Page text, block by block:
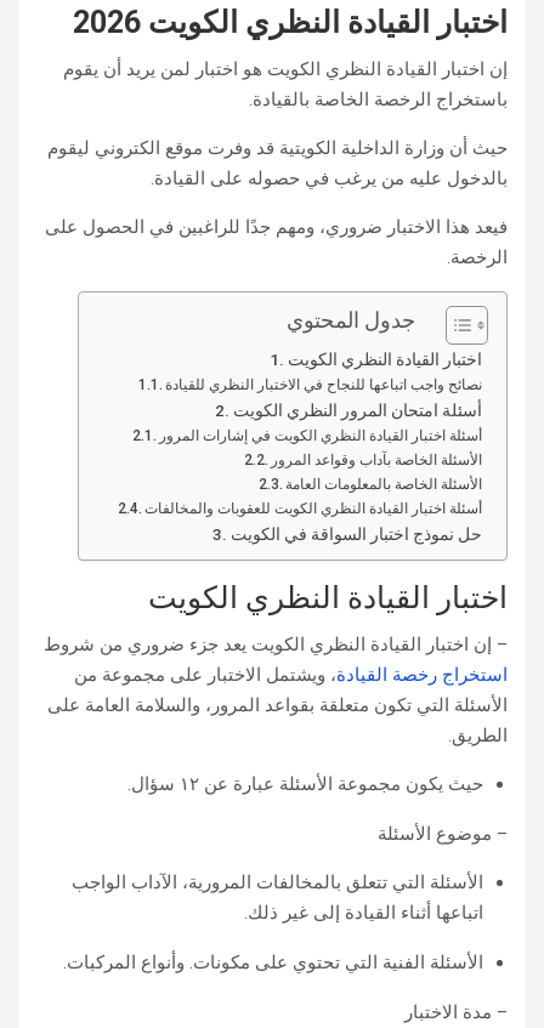
اختبار القيادة النظري الكويت 2026
إن اختبار القيادة النظري الكويت هو اختبار لمن يريد أن يقوم
باستخراج الرخصة الخاصة بالقيادة.
حيث أن وزارة الداخلية الكويتية قد وفرت موقع الكتروني ليقوم
بالدخول عليه من يرغب في حصوله على القيادة.
فيعد هذا الاختبار ضروري، ومهم جدًا للراغبين في الحصول على
الرخصة.
جدول المحتوي
اختبار القيادة النظري الكويت
نصائح واجب اتباعها للنجاح في الاختبار النظري للقيادة
أسئلة امتحان المرور النظري الكويت
أسئلة اختبار القيادة النظري الكويت في إشارات المرور
الأسئلة الخاصة بآداب وقواعد المرور
الأسئلة الخاصة بالمعلومات العامة
أسئلة اختبار القيادة النظري الكويت للعقوبات والمخالفات
حل نموذج اختبار السواقة في الكويت
اختبار القيادة النظري الكويت
– إن اختبار القيادة النظري الكويت يعد جزء ضروري من شروط
استخراج رخصة القيادة، ويشتمل الاختبار على مجموعة من
الأسئلة التي تكون متعلقة بقواعد المرور، والسلامة العامة على
الطريق.
حيث يكون مجموعة الأسئلة عبارة عن ١٢ سؤال.
– موضوع الأسئلة
الأسئلة التي تتعلق بالمخالفات المرورية، الآداب الواجب
اتباعها أثناء القيادة إلى غير ذلك.
الأسئلة الفنية التي تحتوي على مكونات. وأنواع المركبات.
– مدة الاختبار